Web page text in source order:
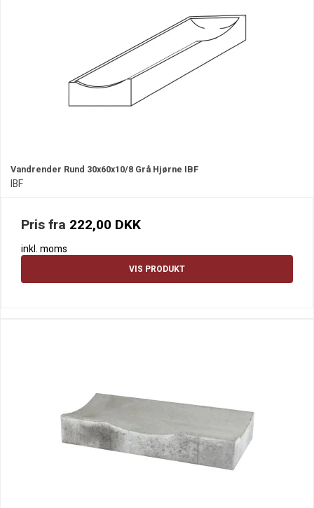
Vandrender Rund 30x60x10/8 Grå Hjørne IBF
IBF
Pris fra 222,00 DKK
inkl. moms
VIS PRODUKT